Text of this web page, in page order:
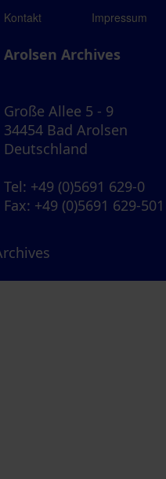
Kontakt Impressum
Arolsen Archives
Große Allee 5 - 9
34454 Bad Arolsen
Deutschland
Tel: +49 (0)5691 629-0
Fax: +49 (0)5691 629-501